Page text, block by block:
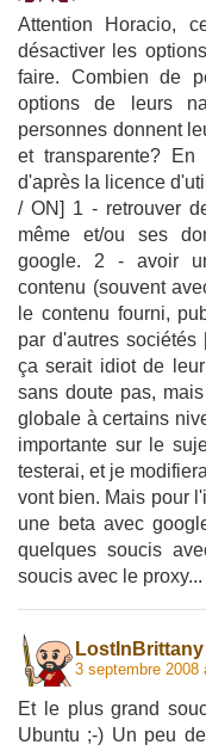
Attention Horacio,
désactiver les
faire. Combien de
options de leurs
personnes donnent
et transparente?
d'après la licence
/ ON] 1 - retrouver
même et/ou ses
google. 2 - avoir
contenu (souvent
le contenu fourni,
par d'autres sociétés
ça serait idiot de
sans doute pas,
globale à certains
importante sur le
testerai, et je
vont bien. Mais pour
une beta avec
quelques soucis
soucis avec le proxy...
LostInBrittany
3 septembre 2008
Et le plus grand
Ubuntu ;-) Un peu